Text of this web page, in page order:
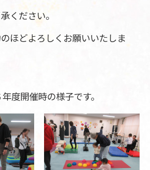
ください。
ほどよろしくお願いいたしま
度開催時の様子です。